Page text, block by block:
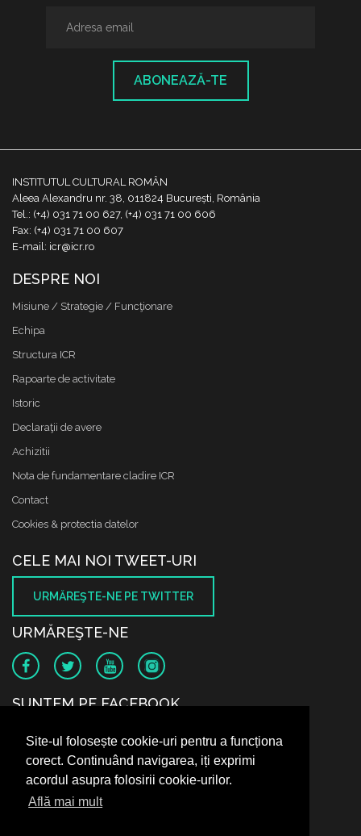
Site-ul folosește cookie-uri pentru a funcționa
corect. Continuând navigarea, iți exprimi
acordul asupra folosirii cookie-urilor.
Află mai mult
ABONEAZĂ-TE
INSTITUTUL CULTURAL ROMÂN
Aleea Alexandru nr. 38, 011824 București, România
Tel.: (+4) 031 71 00 627, (+4) 031 71 00 606
Fax: (+4) 031 71 00 607
E-mail: icr@icr.ro
DESPRE NOI
Misiune / Strategie / Funcţionare
Echipa
Structura ICR
Rapoarte de activitate
Istoric
Declaraţii de avere
Achizitii
Nota de fundamentare cladire ICR
Contact
Cookies & protectia datelor
CELE MAI NOI TWEET-URI
URMĂREŞTE-NE PE TWITTER
URMĂREŞTE-NE
SUNTEM PE FACEBOOK